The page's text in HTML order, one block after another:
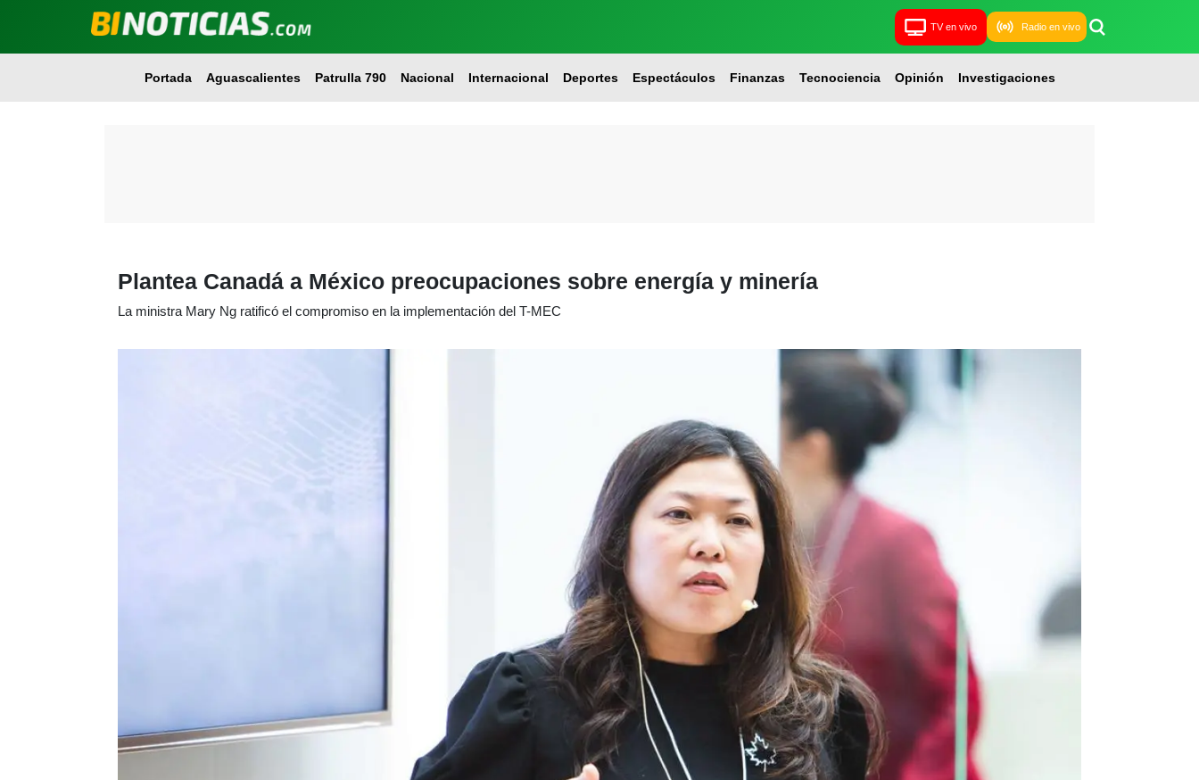
TV en vivo Radio en vivo
Portada Aguascalientes Patrulla 790 Nacional Internacional Deportes Espectáculos Finanzas Tecnociencia Opinión Investigaciones
Plantea Canadá a México preocupaciones sobre energía y minería
La ministra Mary Ng ratificó el compromiso en la implementación del T-MEC